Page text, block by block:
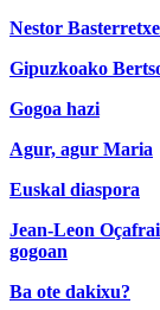
Nestor
Gipuzkoako
Gogoa hazi
Agur, agur Maria
Euskal diaspora
Jean-Leon
gogoan
Ba ote dakixu?